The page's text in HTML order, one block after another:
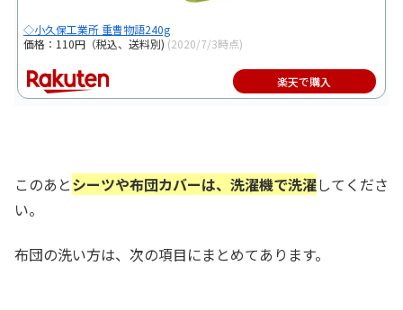
◇小久保工業所 重曹物語240g
価格：110円（税込、送料別) (2020/7/3時点)
楽天で購入
このあとシーツや布団カバーは、洗濯機で洗濯してくださ
い。
布団の洗い方は、次の項目にまとめてあります。